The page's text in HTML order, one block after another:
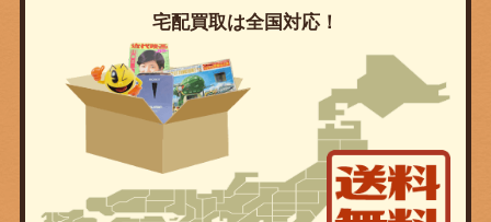
宅配買取は全国対応！